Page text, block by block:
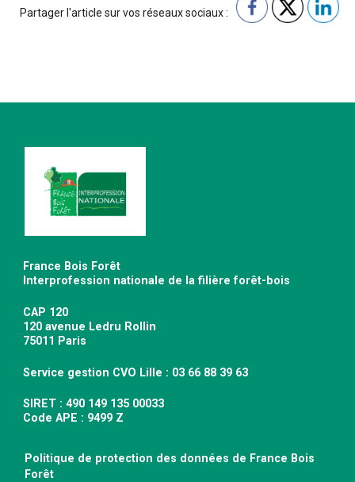
Partager l'article sur vos réseaux sociaux :
France Bois Forêt
Interprofession nationale de la filière forêt-bois
CAP 120
120 avenue Ledru Rollin
75011 Paris
Service gestion CVO Lille : 03 66 88 39 63
SIRET : 490 149 135 00033
Code APE : 9499 Z
Politique de protection des données de France Bois
Forêt